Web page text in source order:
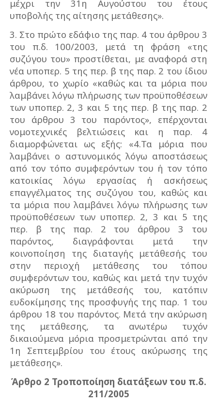
μέχρι την 31η Αυγούστου του έτους
υποβολής της αίτησης μετάθεσης».
3. Στο πρώτο εδάφιο της παρ. 4 του άρθρου 3
του π.δ. 100/2003, μετά τη φράση «της
συζύγου του» προστίθεται, με αναφορά στη
νέα υποπερ. 5 της περ. β της παρ. 2 του ίδιου
άρθρου, το χωρίο «καθώς και τα μόρια που
λαμβάνει λόγω πλήρωσης των προϋποθέσεων
των υποπερ. 2, 3 και 5 της περ. β της παρ. 2
του άρθρου 3 του παρόντος», επέρχονται
νομοτεχνικές βελτιώσεις και η παρ. 4
διαμορφώνεται ως εξής: «4.Τα μόρια που
λαμβάνει ο αστυνομικός λόγω αποστάσεως
από τον τόπο συμφερόντων του ή τον τόπο
κατοικίας λόγω εργασίας ή ασκήσεως
επαγγέλματος της συζύγου του, καθώς και
τα μόρια που λαμβάνει λόγω πλήρωσης των
προϋποθέσεων των υποπερ. 2, 3 και 5 της
περ. β της παρ. 2 του άρθρου 3 του
παρόντος, διαγράφονται μετά την
κοινοποίηση της διαταγής μετάθεσής του
στην περιοχή μετάθεσης του τόπου
συμφερόντων του, καθώς και μετά την τυχόν
ακύρωση της μετάθεσής του, κατόπιν
ευδοκίμησης της προσφυγής της παρ. 1 του
άρθρου 18 του παρόντος. Μετά την ακύρωση
της μετάθεσης, τα ανωτέρω τυχόν
δικαιούμενα μόρια προσμετρώνται από την
1η Σεπτεμβρίου του έτους ακύρωσης της
μετάθεσης».
Άρθρο 2 Τροποποίηση διατάξεων του π.δ.
211/2005